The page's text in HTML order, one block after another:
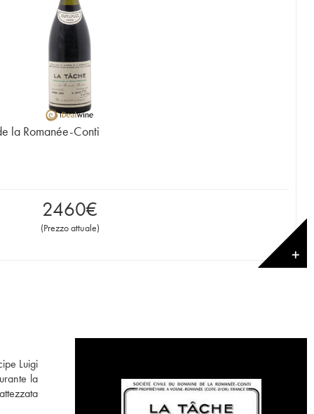
la Romanée-Conti
2460€
(Prezzo attuale)
✕
Luigi
la